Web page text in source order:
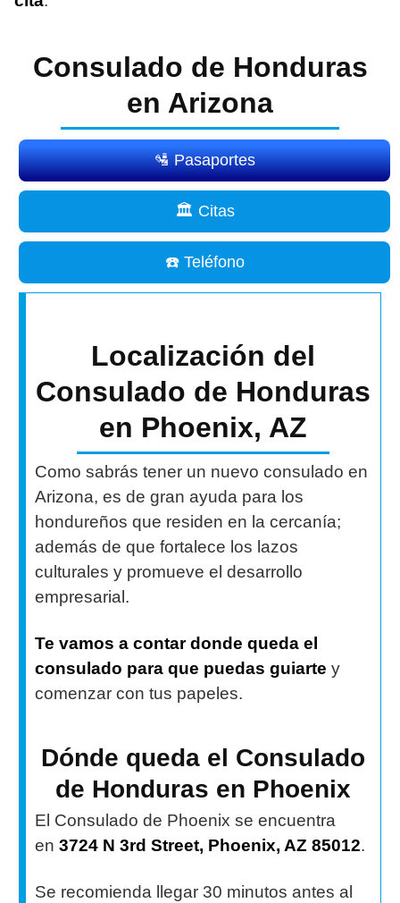
Consulado de Honduras
en Arizona
🛂 Pasaportes
🏛️ Citas
☎️ Teléfono
Localización del
Consulado de Honduras
en Phoenix, AZ
Como sabrás tener un nuevo consulado en
Arizona, es de gran ayuda para los
hondureños que residen en la cercanía;
además de que fortalece los lazos
culturales y promueve el desarrollo
empresarial.
Te vamos a contar donde queda el
consulado para que puedas guiarte y
comenzar con tus papeles.
Dónde queda el Consulado
de Honduras en Phoenix
El Consulado de Phoenix se encuentra
en 3724 N 3rd Street, Phoenix, AZ 85012.
Se recomienda llegar 30 minutos antes al